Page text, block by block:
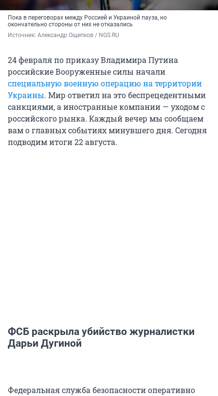
Пока в переговорах между Россией и Украиной пауза, но
окончательно стороны от них не отказались
Источник: Александр Ощепков / NGS.RU
24 февраля по приказу Владимира Путина
российские Вооруженные силы начали
специальную военную операцию на территории
Украины. Мир ответил на это беспрецедентными
санкциями, а иностранные компании — уходом с
российского рынка. Каждый вечер мы сообщаем
вам о главных событиях минувшего дня. Сегодня
подводим итоги 22 августа.
ФСБ раскрыла убийство журналистки
Дарьи Дугиной
Федеральная служба безопасности оперативно